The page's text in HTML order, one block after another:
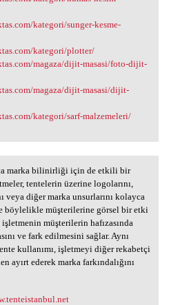
kategori/sunger-kesme-
kategori/plotter/
magaza/dijit-masasi/foto-dijit-
magaza/dijit-masasi/dijit-
kategori/sarf-malzemeleri/
marka
marka bilinirliği için de etkili bir
tentelerin üzerine logolarını,
veya diğer marka unsurlarını kolayca
böylelikle müşterilerine görsel bir etki
işletmenin müşterilerin hafızasında
ve fark edilmesini sağlar. Aynı
kullanımı, işletmeyi diğer rekabetçi
ayırt ederek marka farkındalığını